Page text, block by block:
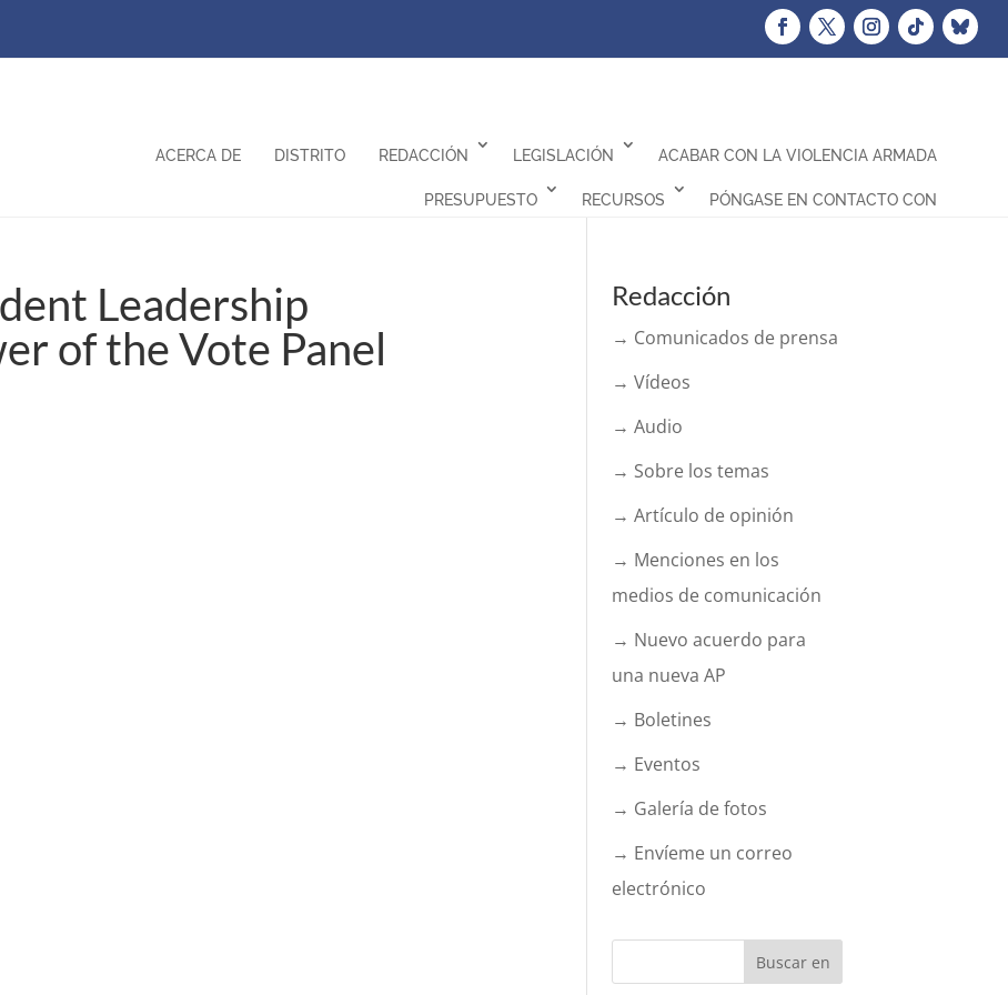
ACERCA DE DISTRITO REDACCIÓN LEGISLACIÓN ACABAR CON LA VIOLENCIA ARMADA
PRESUPUESTO RECURSOS PÓNGASE EN CONTACTO CON
Leadership
of the Vote Panel
Redacción
→ Comunicados de prensa
→ Vídeos
→ Audio
→ Sobre los temas
→ Artículo de opinión
→ Menciones en los
medios de comunicación
→ Nuevo acuerdo para
una nueva AP
→ Boletines
→ Eventos
→ Galería de fotos
→ Envíeme un correo
electrónico